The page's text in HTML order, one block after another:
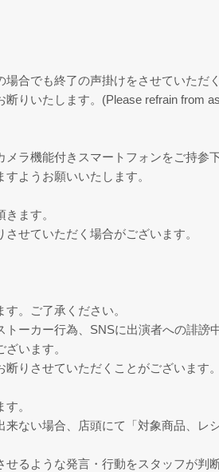
合でも終了の声掛けをさせていただ
りいたします。(Please refrain from
ラ機能付きスマートフォンをご持参
ようお願いいたします。
ます。
せていただく場合がございます。
。ご了承ください。
ーカー行為、SNSに出演者への誹謗
います。
りさせていただくことがございます
。
ない場合、店頭にて「対象商品、レ
るような発言・行動をスタッフが判